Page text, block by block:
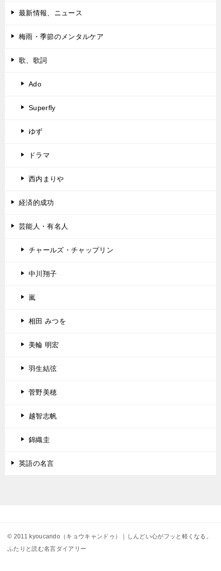
最新情報、ニュース
梅雨・季節のメンタルケア
歌、歌詞
Ado
Superfly
ゆず
ドラマ
西内まりや
経済的成功
芸能人・有名人
チャールズ・チャップリン
中川翔子
嵐
相田 みつを
美輪 明宏
羽生結弦
菅野美穂
越智志帆
錦織圭
英語の名言
© 2011 kyoucando（キョウキャンドゥ）｜しんどい心がフッと軽くなる。
ふたりと読む名言ダイアリー